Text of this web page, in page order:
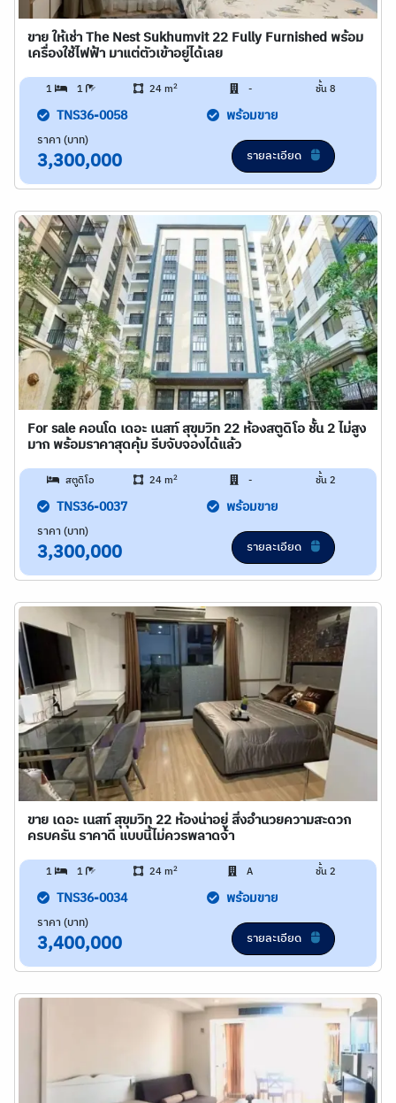
ขาย ให้เช่า The Nest Sukhumvit 22 Fully Furnished พร้อม
เครื่องใช้ไฟฟ้า มาแต่ตัวเข้าอยู่ได้เลย
1 1 24 m2 - ชั้น 8
TNS36-0058 พร้อมขาย
ราคา (บาท)
3,300,000 รายละเอียด
For sale คอนโด เดอะ เนสท์ สุขุมวิท 22 ห้องสตูดิโอ ชั้น 2 ไม่สูง
มาก พร้อมราคาสุดคุ้ม รีบจับจองได้แล้ว
สตูดิโอ 24 m2 - ชั้น 2
TNS36-0037 พร้อมขาย
ราคา (บาท)
3,300,000 รายละเอียด
ขาย เดอะ เนสท์ สุขุมวิท 22 ห้องน่าอยู่ สิ่งอำนวยความสะดวก
ครบครัน ราคาดี แบบนี้ไม่ควรพลาดจ้า
1 1 24 m2 A ชั้น 2
TNS36-0034 พร้อมขาย
ราคา (บาท)
3,400,000 รายละเอียด